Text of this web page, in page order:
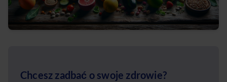
Chcesz zadbać o swoje zdrowie?